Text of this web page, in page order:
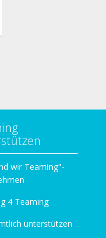
wir Teaming"-
4 Teaming
unterstützen